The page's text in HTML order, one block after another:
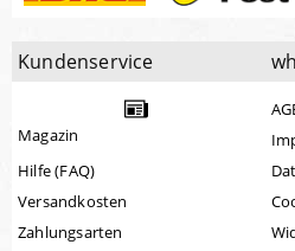
Kundenservice
Magazin
Hilfe (FAQ)
Versandkosten
Zahlungsarten